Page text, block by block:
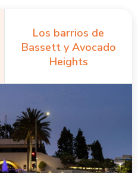
Los barrios de
Bassett y Avocado
Heights